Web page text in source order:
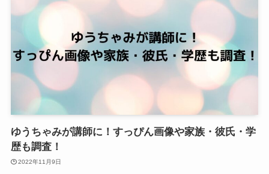
ゆうちゃみが講師に！すっぴん画像や家族・彼氏・学
歴も調査！
2022年11月9日